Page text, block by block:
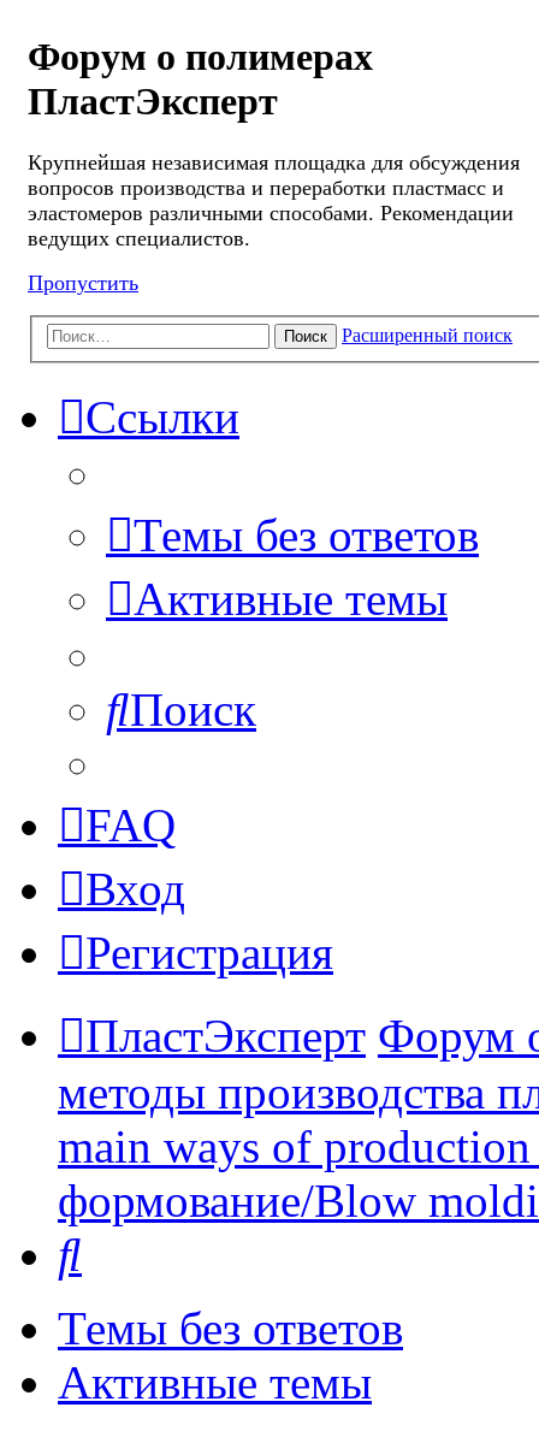
Форум о полимерах
ПластЭксперт
Крупнейшая независимая площадка для обсуждения
вопросов производства и переработки пластмасс и
эластомеров различными способами. Рекомендации
ведущих специалистов.
Пропустить
Поиск Расширенный поиск
Ссылки
Темы без ответов
Активные темы
Поиск
FAQ
Вход
Регистрация
ПластЭксперт Форум
методы производства
main ways of
формование/Blow
Темы без ответов
Активные темы